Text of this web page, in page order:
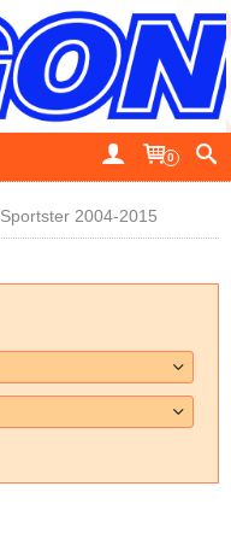
0
Sportster 2004-2015